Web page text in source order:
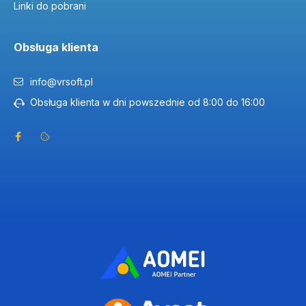
Linki do pobrani
Obsługa klienta
info@vrsoft.pl
Obsługa klienta w dni powszednie od 8:00 do 16:00